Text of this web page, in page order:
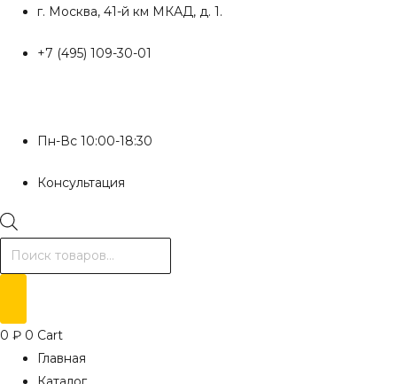
Перейти
содержимому
г. Москва, 41-й км МКАД, д. 1.
+7 (495) 109-30-01
Пн-Вс 10:00-18:30
Консультация
Поиск
товаров
0 ₽ 0 Cart
Главная